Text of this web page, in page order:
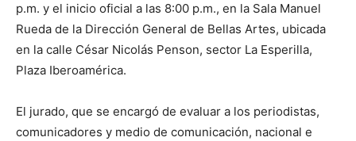
p.m. y el inicio oficial a las 8:00 p.m., en la Sala Manuel
Rueda de la Dirección General de Bellas Artes, ubicada
en la calle César Nicolás Penson, sector La Esperilla,
Plaza Iberoamérica.
El jurado, que se encargó de evaluar a los periodistas,
comunicadores y medio de comunicación, nacional e